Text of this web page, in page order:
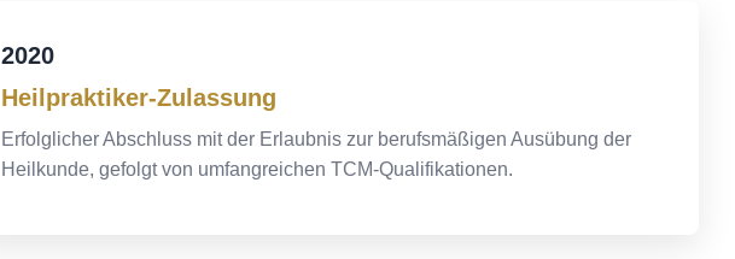
2020
Heilpraktiker-Zulassung
Erfolglicher Abschluss mit der Erlaubnis zur berufsmäßigen Ausübung der
Heilkunde, gefolgt von umfangreichen TCM-Qualifikationen.